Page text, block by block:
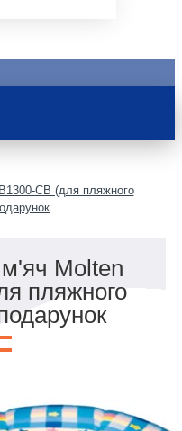
CB (для пляжного
Molten
пляжного